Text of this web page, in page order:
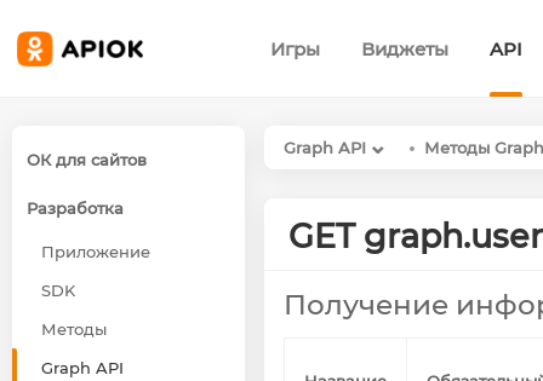
Игры Виджеты API
ОК для сайтов
Разработка
Приложение
SDK
Методы
Graph API
Graph API Методы
GET
Получение